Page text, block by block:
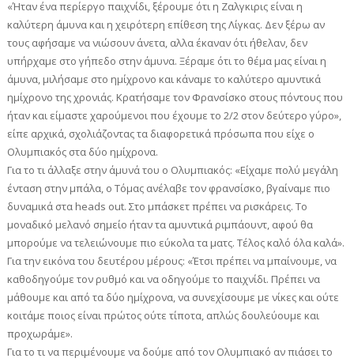
«Ήταν ένα περίεργο παιχνίδι, ξέρουμε ότι η Ζαλγκιρις είναι η
καλύτερη άμυνα και η χειρότερη επίθεση της Λίγκας. Δεν ξέρω αν
τους αφήσαμε να νιώσουν άνετα, αλλα έκαναν ότι ήθελαν, δεν
υπήρχαμε στο γήπεδο στην άμυνα. Ξέραμε ότι το θέμα μας είναι η
άμυνα, μιλήσαμε στο ημίχρονο και κάναμε το καλύτερο αμυντικά
ημίχρονο της χρονιάς. Κρατήσαμε τον Φρανσίσκο στους πόντους που
ήταν και είμαστε χαρούμενοι που έχουμε το 2/2 στον δεύτερο γύρο»,
είπε αρχικά, σχολιάζοντας τα διαφορετικά πρόσωπα που είχε ο
Ολυμπιακός στα δύο ημίχρονα.
Για το τι άλλαξε στην άμυνά του ο Ολυμπιακός: «Είχαμε πολύ μεγάλη
ένταση στην μπάλα, ο Τόμας ανέλαβε τον φρανσίσκο, βγαίναμε πιο
δυναμικά στα heads out. Στο μπάσκετ πρέπει να ρισκάρεις. Το
μοναδικό μελανό σημείο ήταν τα αμυντικά ριμπάουντ, αφού θα
μπορούμε να τελειώνουμε πιο εύκολα τα ματς. Τέλος καλό όλα καλά».
Για την εικόνα του δευτέρου μέρους: «Έτσι πρέπει να μπαίνουμε, να
καθοδηγούμε τον ρυθμό και να οδηγούμε το παιχνίδι. Πρέπει να
μάθουμε και από τα δύο ημίχρονα, να συνεχίσουμε με νίκες και ούτε
κοιτάμε ποιος είναι πρώτος ούτε τίποτα, απλώς δουλεύουμε και
προχωράμε».
Για το τι να περιμένουμε να δούμε από τον Ολυμπιακό αν πιάσει το